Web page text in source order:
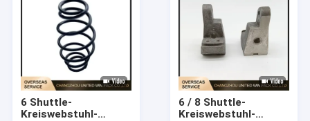
6 Shuttle-
Kreiswebstuhl-
6 / 8 Shuttle-
Kreiswebstuhl-